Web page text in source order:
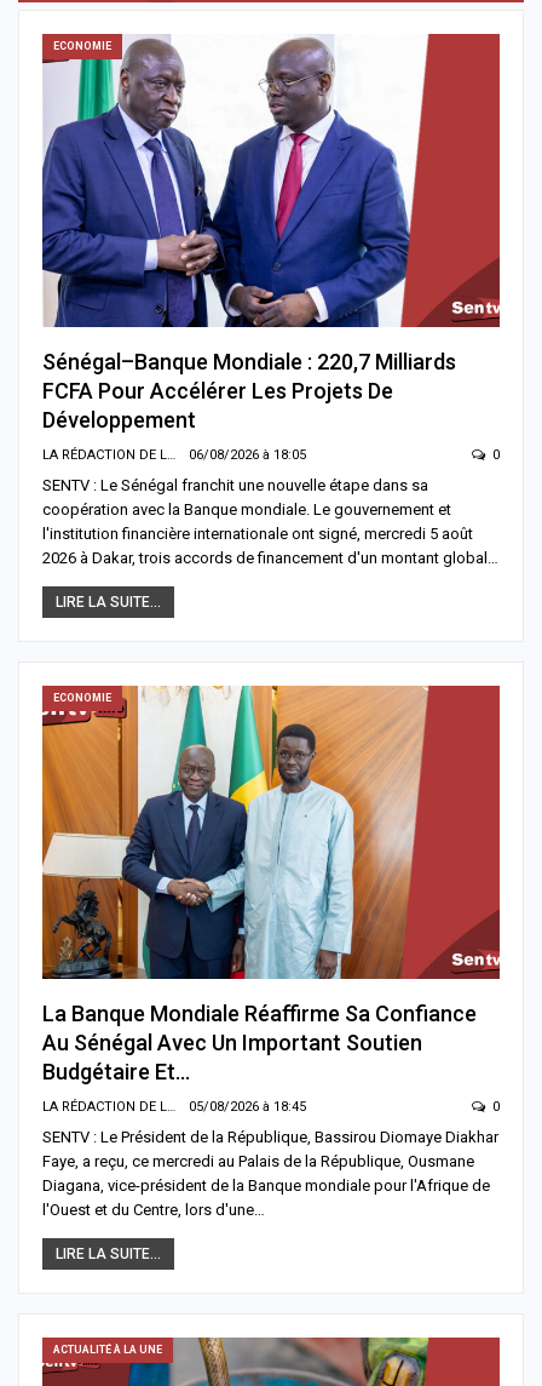
ECONOMIE
Sénégal–Banque Mondiale : 220,7 Milliards
FCFA Pour Accélérer Les Projets De
Développement
LA RÉDACTION DE LA SENTV.INFO 06/08/2026 à 18:05 0
SENTV : Le Sénégal franchit une nouvelle étape dans sa
coopération avec la Banque mondiale. Le gouvernement et
l'institution financière internationale ont signé, mercredi 5 août
2026 à Dakar, trois accords de financement d'un montant global…
LIRE LA SUITE...
ECONOMIE
La Banque Mondiale Réaffirme Sa Confiance
Au Sénégal Avec Un Important Soutien
Budgétaire Et…
LA RÉDACTION DE LA SENTV.INFO 05/08/2026 à 18:45 0
SENTV : Le Président de la République, Bassirou Diomaye Diakhar
Faye, a reçu, ce mercredi au Palais de la République, Ousmane
Diagana, vice-président de la Banque mondiale pour l'Afrique de
l'Ouest et du Centre, lors d'une…
LIRE LA SUITE...
ACTUALITÉ À LA UNE